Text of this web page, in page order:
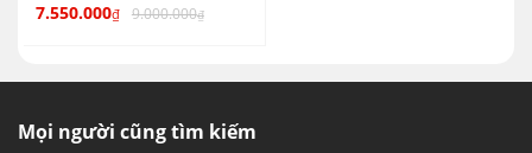
Được
5
7.550.000₫ 9.000.000₫
Mọi người cũng tìm kiếm